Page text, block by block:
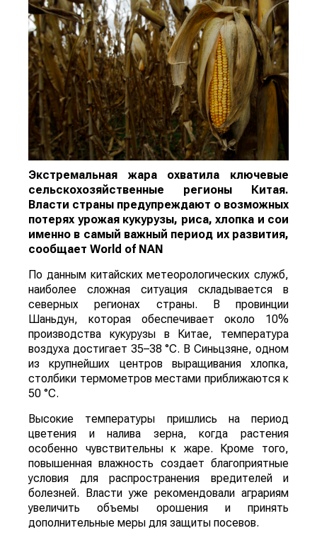
Экстремальная жара охватила ключевые
сельскохозяйственные регионы Китая.
Власти страны предупреждают о возможных
потерях урожая кукурузы, риса, хлопка и сои
именно в самый важный период их развития,
сообщает World of NAN
По данным китайских метеорологических служб,
наиболее сложная ситуация складывается в
северных регионах страны. В провинции
Шаньдун, которая обеспечивает около 10%
производства кукурузы в Китае, температура
воздуха достигает 35–38 °C. В Синьцзяне, одном
из крупнейших центров выращивания хлопка,
столбики термометров местами приближаются к
50 °C.
Высокие температуры пришлись на период
цветения и налива зерна, когда растения
особенно чувствительны к жаре. Кроме того,
повышенная влажность создает благоприятные
условия для распространения вредителей и
болезней. Власти уже рекомендовали аграриям
увеличить объемы орошения и принять
дополнительные меры для защиты посевов.